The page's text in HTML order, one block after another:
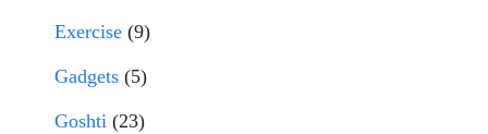
Exercise (9)
Gadgets (5)
Goshti (23)